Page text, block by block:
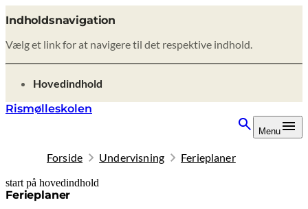
Indholdsnavigation
Vælg et link for at navigere til det respektive indhold.
gå til
Hovedindhold
Rismølleskolen
Menu
Forside Undervisning Ferieplaner
start på hovedindhold
Ferieplaner
senest opdateret 19. februar 2026